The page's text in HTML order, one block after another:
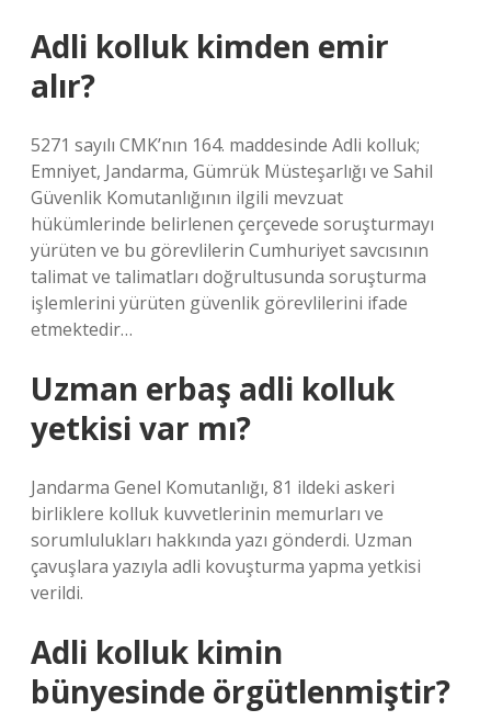
Adli kolluk kimden emir
alır?
5271 sayılı CMK’nın 164. maddesinde Adli kolluk;
Emniyet, Jandarma, Gümrük Müsteşarlığı ve Sahil
Güvenlik Komutanlığının ilgili mevzuat
hükümlerinde belirlenen çerçevede soruşturmayı
yürüten ve bu görevlilerin Cumhuriyet savcısının
talimat ve talimatları doğrultusunda soruşturma
işlemlerini yürüten güvenlik görevlilerini ifade
etmektedir…
Uzman erbaş adli kolluk
yetkisi var mı?
Jandarma Genel Komutanlığı, 81 ildeki askeri
birliklere kolluk kuvvetlerinin memurları ve
sorumlulukları hakkında yazı gönderdi. Uzman
çavuşlara yazıyla adli kovuşturma yapma yetkisi
verildi.
Adli kolluk kimin
bünyesinde örgütlenmiştir?